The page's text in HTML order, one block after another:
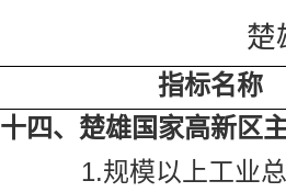
楚
指标名称
十四、楚雄国家高新区
1.规模以上工业